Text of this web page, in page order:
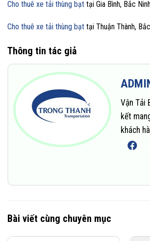
Cho thuê xe tải thùng bạt tại Gia Bình, Bắc
Cho thuê xe tải thùng bạt tại Thuận Thành,
Thông tin tác giả
Vận Tải
kết
khách
Bài viết cùng chuyên mục